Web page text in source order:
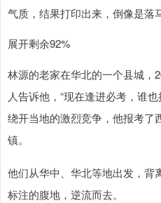
气质，结果打印出来，倒像是落
展开剩余92%
林源的老家在华北的一个县城，
人告诉他，“现在逢进必考，谁
绕开当地的激烈竞争，他报考了
镇。
他们从华中、华北等地出发，背
标注的腹地，逆流而去。